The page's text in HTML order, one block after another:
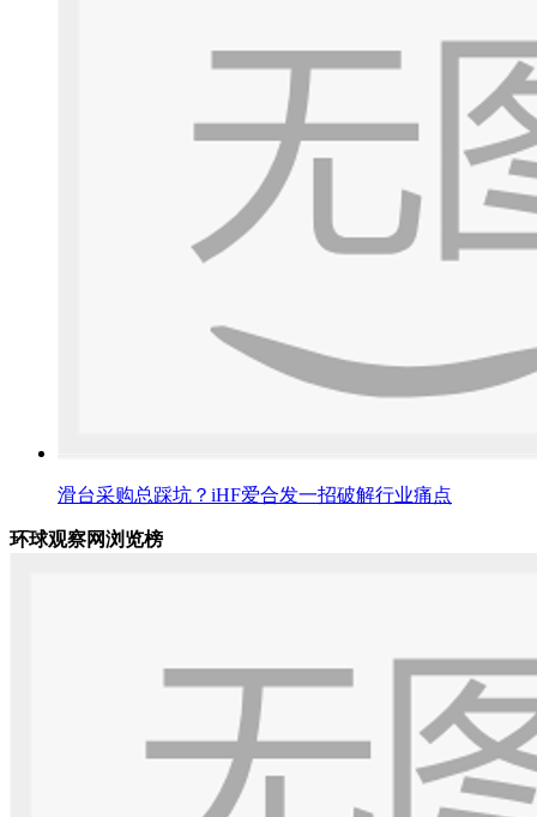
滑台采购总踩坑？iHF爱合发一招破解行业痛点
环球观察网浏览榜